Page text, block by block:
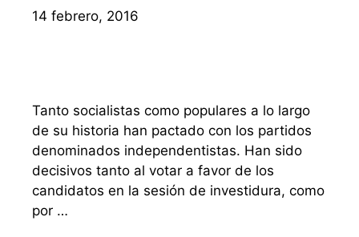
14 febrero, 2016
Tanto socialistas como populares a lo largo
de su historia han pactado con los partidos
denominados independentistas. Han sido
decisivos tanto al votar a favor de los
candidatos en la sesión de investidura, como
por …